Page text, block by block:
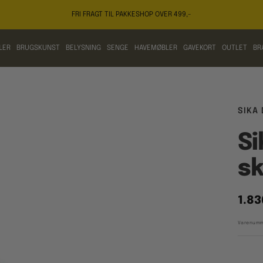
FRI FRAGT TIL PAKKESHOP OVER 499,-
BRUGSKUNST BELYSNING SENGE HAVEMØBLER GAVEKORT OUTLET
SIKA